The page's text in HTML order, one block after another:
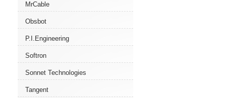
MrCable
Obsbot
P.I.Engineering
Softron
Sonnet Technologies
Tangent